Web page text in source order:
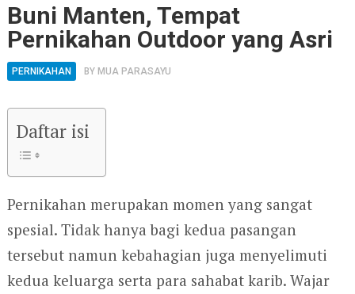
Buni Manten, Tempat
Pernikahan Outdoor yang Asri
PERNIKAHAN BY MUA PARASAYU
Daftar isi
Pernikahan merupakan momen yang sangat
spesial. Tidak hanya bagi kedua pasangan
tersebut namun kebahagian juga menyelimuti
kedua keluarga serta para sahabat karib. Wajar